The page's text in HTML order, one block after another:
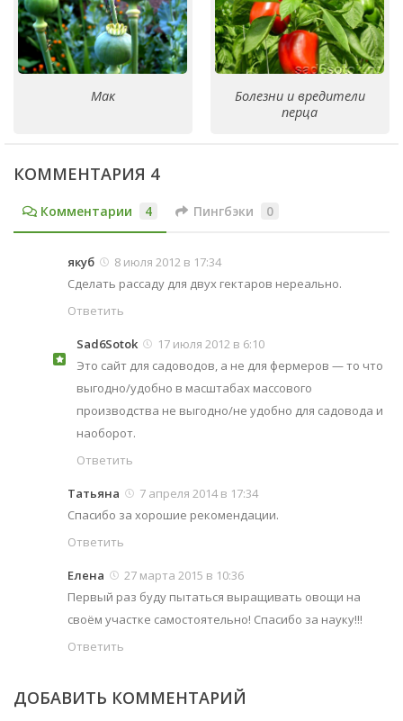
Мак
Болезни и вредители
перца
КОММЕНТАРИЯ 4
Комментарии 4 Пингбэки 0
якуб
8 июля 2012 в 17:34
Сделать рассаду для двух гектаров нереально.
Ответить
Sad6Sotok
17 июля 2012 в 6:10
Это сайт для садоводов, а не для фермеров — то что
выгодно/удобно в масштабах массового
производства не выгодно/не удобно для садовода и
наоборот.
Ответить
Татьяна
7 апреля 2014 в 17:34
Спасибо за хорошие рекомендации.
Ответить
Елена
27 марта 2015 в 10:36
Первый раз буду пытаться выращивать овощи на
своём участке самостоятельно! Спасибо за науку!!!
Ответить
ДОБАВИТЬ КОММЕНТАРИЙ